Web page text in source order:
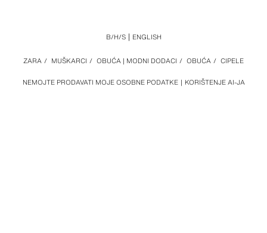
NEMOJTE PRODAVATI MOJE OSOBNE PODATKE KORIŠTENJE AI-JA
ZARA / MUŠKARCI / OBUĆA | MODNI DODACI / OBUĆA / CIPELE
B/H/S ENGLISH